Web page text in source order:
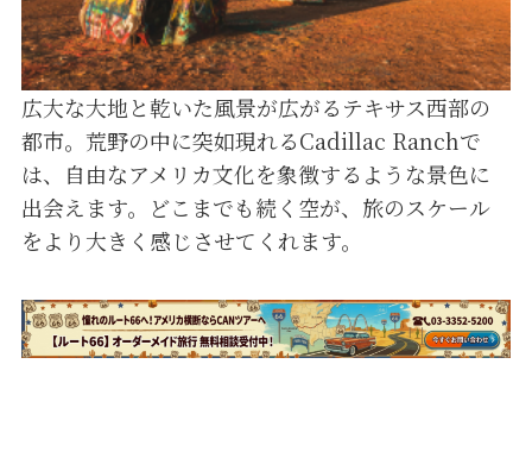
広大な大地と乾いた風景が広がるテキサス西部の
都市。荒野の中に突如現れるCadillac Ranchで
は、自由なアメリカ文化を象徴するような景色に
出会えます。どこまでも続く空が、旅のスケール
をより大きく感じさせてくれます。